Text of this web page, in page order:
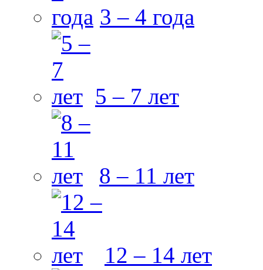
3 – 4 года
5 – 7 лет
8 – 11 лет
12 – 14 лет